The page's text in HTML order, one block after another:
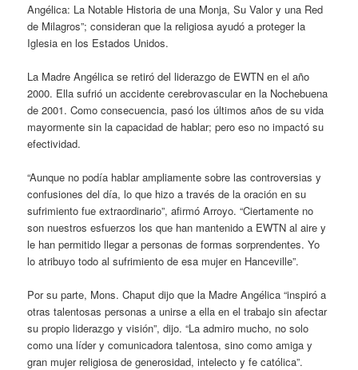
Angélica: La Notable Historia de una Monja, Su Valor y una Red
de Milagros”; consideran que la religiosa ayudó a proteger la
Iglesia en los Estados Unidos.
La Madre Angélica se retiró del liderazgo de EWTN en el año
2000. Ella sufrió un accidente cerebrovascular en la Nochebuena
de 2001. Como consecuencia, pasó los últimos años de su vida
mayormente sin la capacidad de hablar; pero eso no impactó su
efectividad.
“Aunque no podía hablar ampliamente sobre las controversias y
confusiones del día, lo que hizo a través de la oración en su
sufrimiento fue extraordinario”, afirmó Arroyo. “Ciertamente no
son nuestros esfuerzos los que han mantenido a EWTN al aire y
le han permitido llegar a personas de formas sorprendentes. Yo
lo atribuyo todo al sufrimiento de esa mujer en Hanceville”.
Por su parte, Mons. Chaput dijo que la Madre Angélica “inspiró a
otras talentosas personas a unirse a ella en el trabajo sin afectar
su propio liderazgo y visión”, dijo. “La admiro mucho, no solo
como una líder y comunicadora talentosa, sino como amiga y
gran mujer religiosa de generosidad, intelecto y fe católica”.